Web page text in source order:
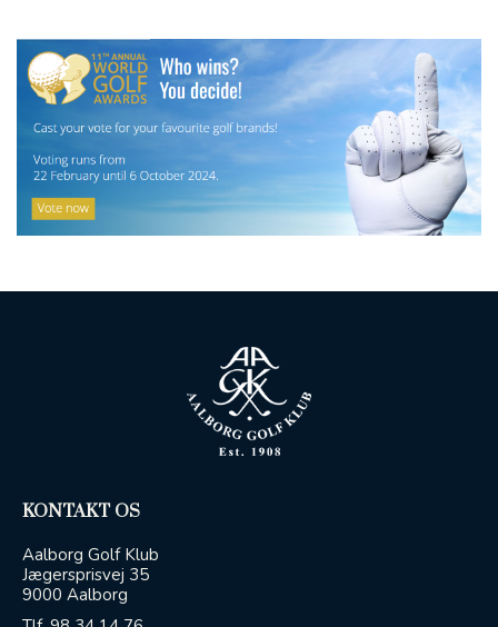
KONTAKT OS
Aalborg Golf Klub
Jægersprisvej 35
9000 Aalborg